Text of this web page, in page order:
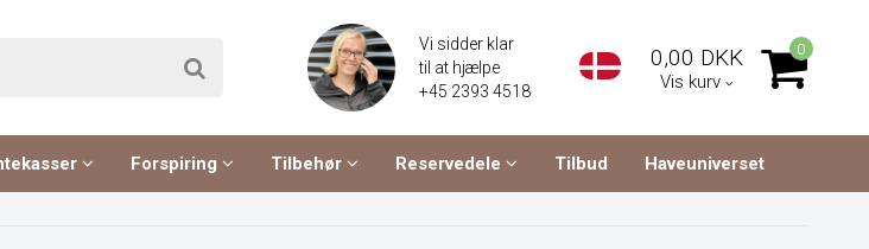
Vi sidder klar
til at hjælpe
+45 2393 4518
0,00 DKK
Vis kurv
0
Forspiring Tilbehør Reservedele Tilbud Haveuniverset